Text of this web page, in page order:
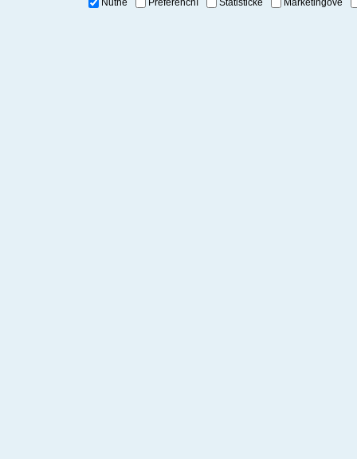
Nutné Preferenční Statistické Marketingové